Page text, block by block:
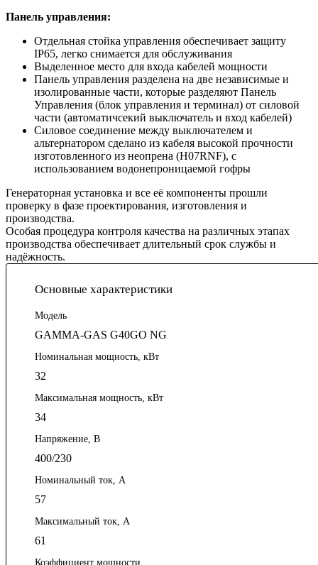
Панель управления:
Отдельная стойка управления обеспечивает защиту
IP65, легко снимается для обслуживания
Выделенное место для входа кабелей мощности
Панель управления разделена на две независимые и
изолированные части, которые разделяют Панель
Управления (блок управления и терминал) от силовой
части (автоматичсекий выключатель и вход кабелей)
Силовое соединение между выключателем и
альтернатором сделано из кабеля высокой прочности
изготовленного из неопрена (H07RNF), с
использованием водонепроницаемой гофры
Генераторная установка и все её компоненты прошли
проверку в фазе проектирования, изготовления и
производства.
Особая процедура контроля качества на различных этапах
производства обеспечивает длительный срок службы и
надёжность.
Основные характеристики
Модель
GAMMA-GAS G40GO NG
Номинальная мощность, кВт
32
Максимальная мощность, кВт
34
Напряжение, В
400/230
Номинальный ток, А
57
Максимальный ток, А
61
Коэффициент мощности